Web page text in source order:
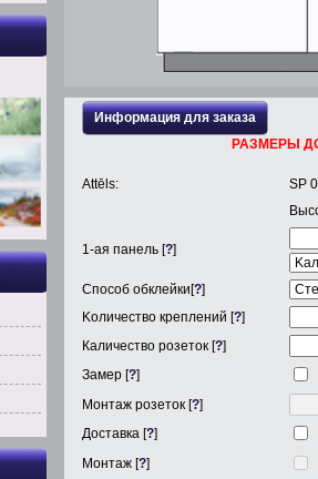
Информация для заказа
РАЗМЕРЫ
Attēls:
SP
1-ая панель [?]
Способ обклейки[?]
Kоличество креплений [?]
Каличество розеток [?]
Замер [?]
Монтаж розеток [?]
Доставка [?]
Монтаж [?]